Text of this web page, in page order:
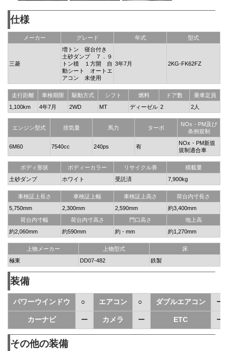
仕様
メーカー グレード 年式 型式
三菱
増トン 寝台付き
土砂ダンプ ７．９
トン積 １方開 自
動シート オートエ
アコン 未使用
3年7月 2KG-FK62FZ
走行距離 車検期限 駆動方式 シフト 燃料 ドア数
乗車定員
1,100km
4年7月 2WD MT ディーゼル 2 2人
エンジン型式 排気量 馬力 ターボ
NOx・PM及び
条例規制
6M60 7540cc 240ps 有
NOx・PM新規
規制適合車
ボディ形状 ボディーカラー リサイクル券
積載量
土砂ダンプ
ホワイト 受託済 7,900kg
車検証上長さ 車検証上幅 車検証上高さ
荷台内寸長さ
5,750mm
2,300mm 2,590mm
約3,400mm
荷台内寸幅
荷台内寸高さ 門口高さ
地上高
約2,060mm
約590mm 約 - mm 約1,270mm
上物メーカー 上物型式
床
極東
DD07-482 鉄製
装備
パワーウインドウ ○ エアコン ○ ダブルエアコン ー
カーナビ ー カメラ ー ETC ー
その他の装備